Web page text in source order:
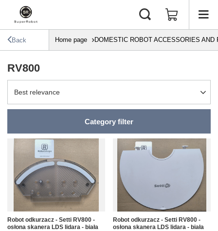
Back Home page DOMESTIC ROBOT ACCESSORIES AND
RV800
Change sorting
Best relevance
Category filter
Robot odkurzacz - Setti RV800 -
osłona skanera LDS lidara - biała
Robot odkurzacz - Setti RV800 -
osłona skanera LDS lidara - biała